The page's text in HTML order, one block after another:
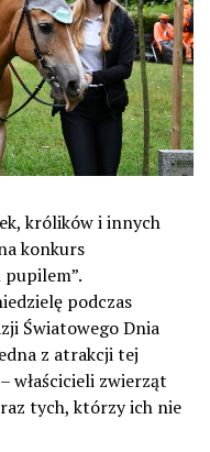
królików i innych
konkurs
podczas
Światowego Dnia
z atrakcji tej
– właścicieli zwierząt
tych, którzy ich nie